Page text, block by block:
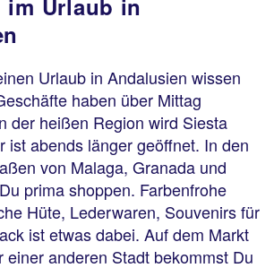
Urlaub in
Urlaub in Andalusien wissen
haben über Mittag
der heißen Region wird Siesta
ist abends länger geöffnet. In den
von Malaga, Granada und
prima shoppen. Farbenfrohe
Hüte, Lederwaren, Souvenirs für
ist etwas dabei. Auf dem Markt
einer anderen Stadt bekommst Du